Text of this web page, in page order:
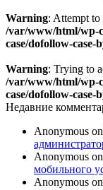
Warning: Attempt
/var/www/html/wp-
case/dofollow-case-
Warning: Trying to
/var/www/html/wp-
case/dofollow-case-
Недавние
Anonymous on
Anonymous on
мобильного
Anonymous on